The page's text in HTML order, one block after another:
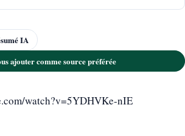
IA
ajouter comme source préférée
watch?v=5YDHVKe-nIE